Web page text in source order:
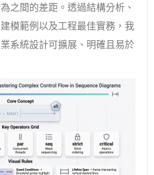
之間的差距。透過結構分析、
模範例以及工程最佳實務，我
系統設計可擴展、明確且易於